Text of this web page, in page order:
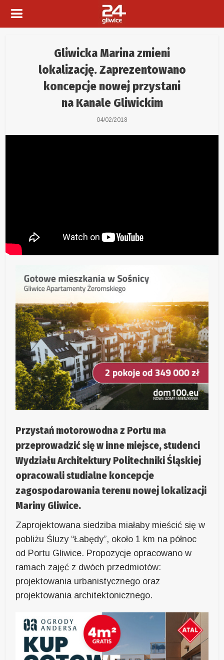
Gliwicka Marina zmieni
lokalizację. Zaprezentowano
koncepcje nowej przystani
na Kanale Gliwickim
04/02/2018
Przystań motorowodna z Portu ma
przeprowadzić się w inne miejsce, studenci
Wydziału Architektury Politechniki Śląskiej
opracowali studialne koncepcje
zagospodarowania terenu nowej lokalizacji
Mariny Gliwice.
Zaprojektowana siedziba miałaby mieścić się w
pobliżu Śluzy “Łabędy”, około 1 km na północ
od Portu Gliwice. Propozycje opracowano w
ramach zajęć z dwóch przedmiotów:
projektowania urbanistycznego oraz
projektowania architektonicznego.